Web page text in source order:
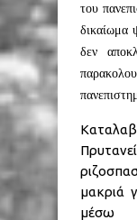
του
δικαίωμα
δεν
μακριά
μέσω